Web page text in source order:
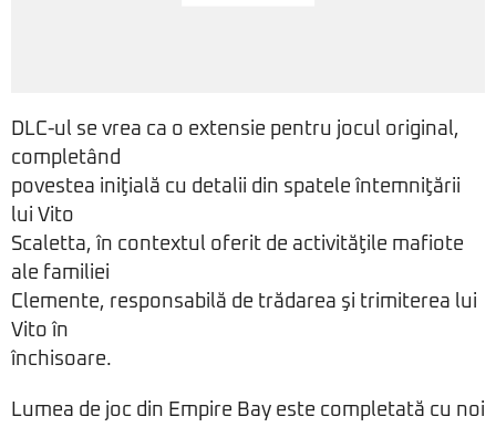
DLC-ul se vrea ca o extensie pentru jocul original,
completând
povestea iniţială cu detalii din spatele întemniţării
lui Vito
Scaletta, în contextul oferit de activităţile mafiote
ale familiei
Clemente, responsabilă de trădarea şi trimiterea lui
Vito în
închisoare.
Lumea de joc din Empire Bay este completată cu noi